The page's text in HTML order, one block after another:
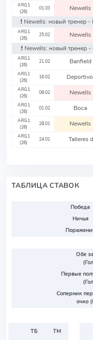
ARG1
(26)
01.03 Newells
❗️ Newells: новый тренер
ARG1
(26)
25.02 Newells
❗️ Newells: новый тренер
ARG1
(26)
21.02 Banfield
ARG1
(26)
16.02 Deportivo
ARG1
(26)
08.02 Newells
ARG1
(26)
01.02 Boca
ARG1
(26)
28.01 Newells
ARG1
(26)
24.01 Talleres d
ТАБЛИЦА СТАВОК
Победа
Ничья
Обе
Первые
Соперник
очко
ТБ
ТМ